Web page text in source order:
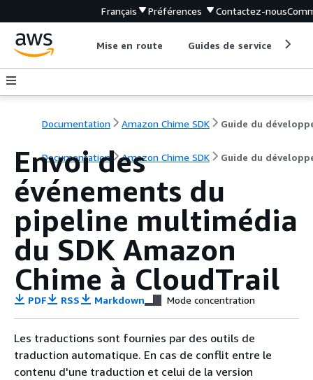
Français Préférences Contactez-nous
Mise en route Guides de service
Documentation Amazon Chime SDK Guide du
Documentation Amazon Chime SDK Guide du
Envoi des
événements du
pipeline multimédia
du SDK Amazon
Chime à CloudTrail
PDF RSS Markdown Mode concentration
Les traductions sont fournies par des outils de
traduction automatique. En cas de conflit entre le
contenu d'une traduction et celui de la version